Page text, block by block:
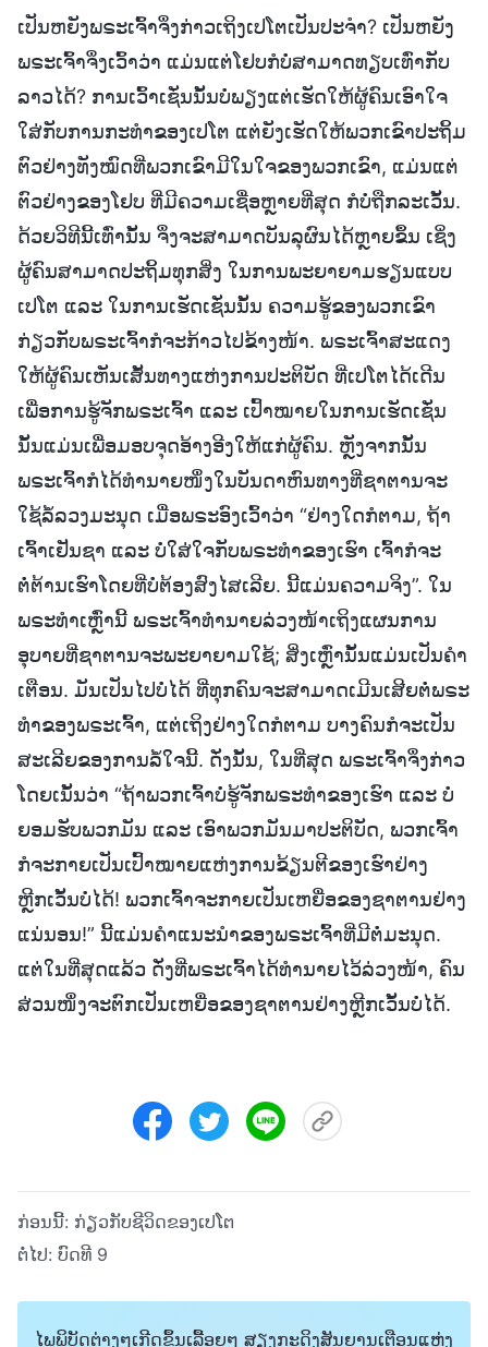
ເປັນຫຍັງພຣະເຈົ້າຈຶ່ງກ່າວເຖິງເປໂຕເປັນປະຈໍາ? ເປັນຫຍັງ
ພຣະເຈົ້າຈຶ່ງເວົ້າວ່າ ແມ່ນແຕ່ໂຢບກໍບໍ່ສາມາດທຽບເທົ່າກັບ
ລາວໄດ້? ການເວົ້າເຊັ່ນນັ້ນບໍ່ພຽງແຕ່ເຮັດໃຫ້ຜູ້ຄົນເອົາໃຈ
ໃສ່ກັບການກະທໍາຂອງເປໂຕ ແຕ່ຍັງເຮັດໃຫ້ພວກເຂົາປະຖິ້ມ
ຕົວຢ່າງທັງໝົດທີ່ພວກເຂົາມີໃນໃຈຂອງພວກເຂົາ, ແມ່ນແຕ່
ຕົວຢ່າງຂອງໂຢບ ທີ່ມີຄວາມເຊື່ອຫຼາຍທີ່ສຸດ ກໍບໍ່ຖືກລະເວັ້ນ.
ດ້ວຍວິທີນີ້ເທົ່ານັ້ນ ຈຶ່ງຈະສາມາດບັນລຸຜົນໄດ້ຫຼາຍຂຶ້ນ ເຊິ່ງ
ຜູ້ຄົນສາມາດປະຖິ້ມທຸກສິ່ງ ໃນການພະຍາຍາມຮຽນແບບ
ເປໂຕ ແລະ ໃນການເຮັດເຊັ່ນນັ້ນ ຄວາມຮູ້ຂອງພວກເຂົາ
ກ່ຽວກັບພຣະເຈົ້າກໍຈະກ້າວໄປຂ້າງໜ້າ. ພຣະເຈົ້າສະແດງ
ໃຫ້ຜູ້ຄົນເຫັນເສັ້ນທາງແຫ່ງການປະຕິບັດ ທີ່ເປໂຕໄດ້ເດີນ
ເພື່ອການຮູ້ຈັກພຣະເຈົ້າ ແລະ ເປົ້າໝາຍໃນການເຮັດເຊັ່ນ
ນັ້ນແມ່ນເພື່ອມອບຈຸດອ້າງອີງໃຫ້ແກ່ຜູ້ຄົນ. ຫຼັງຈາກນັ້ນ
ພຣະເຈົ້າກໍໄດ້ທໍານາຍໜຶ່ງໃນບັນດາຫົນທາງທີ່ຊາຕານຈະ
ໃຊ້ລໍ້ລວງມະນຸດ ເມື່ອພຣະອົງເວົ້າວ່າ “ຢ່າງໃດກໍຕາມ, ຖ້າ
ເຈົ້າເຢັນຊາ ແລະ ບໍ່ໃສ່ໃຈກັບພຣະທໍາຂອງເຮົາ ເຈົ້າກໍຈະ
ຕໍ່ຕ້ານເຮົາໂດຍທີ່ບໍ່ຕ້ອງສົງໄສເລີຍ. ນີ້ແມ່ນຄວາມຈິງ”. ໃນ
ພຣະທໍາເຫຼົ່ານີ້ ພຣະເຈົ້າທໍານາຍລ່ວງໜ້າເຖິງແຜນການ
ອຸບາຍທີ່ຊາຕານຈະພະຍາຍາມໃຊ້; ສິ່ງເຫຼົ່ານັ້ນແມ່ນເປັນຄໍາ
ເຕືອນ. ມັນເປັນໄປບໍ່ໄດ້ ທີ່ທຸກຄົນຈະສາມາດເມີນເສີຍຕໍ່ພຣະ
ທໍາຂອງພຣະເຈົ້າ, ແຕ່ເຖິງຢ່າງໃດກໍຕາມ ບາງຄົນກໍຈະເປັນ
ສະເລີຍຂອງການລໍ້ໃຈນີ້. ດັ່ງນັ້ນ, ໃນທີ່ສຸດ ພຣະເຈົ້າຈຶ່ງກ່າວ
ໂດຍເນັ້ນວ່າ “ຖ້າພວກເຈົ້າບໍ່ຮູ້ຈັກພຣະທໍາຂອງເຮົາ ແລະ ບໍ່
ຍອມຮັບພວກມັນ ແລະ ເອົາພວກມັນມາປະຕິບັດ, ພວກເຈົ້າ
ກໍຈະກາຍເປັນເປົ້າໝາຍແຫ່ງການຂ້ຽນຕີຂອງເຮົາຢ່າງ
ຫຼີກເວັ້ນບໍ່ໄດ້! ພວກເຈົ້າຈະກາຍເປັນເຫຍື່ອຂອງຊາຕານຢ່າງ
ແນ່ນອນ!” ນີ້ແມ່ນຄໍາແນະນໍາຂອງພຣະເຈົ້າທີ່ມີຕໍ່ມະນຸດ.
ແຕ່ໃນທີ່ສຸດແລ້ວ ດັ່ງທີ່ພຣະເຈົ້າໄດ້ທໍານາຍໄວ້ລ່ວງໜ້າ, ຄົນ
ສ່ວນໜຶ່ງຈະຕົກເປັນເຫຍື່ອຂອງຊາຕານຢ່າງຫຼີກເວັ້ນບໍ່ໄດ້.
ກ່ອນນີ້: ກ່ຽວກັບຊີວິດຂອງເປໂຕ
ຕໍ່ໄປ: ບົດທີ 9
ໄພພິບັດຕ່າງໆເກີດຂຶ້ນເລື້ອຍໆ ສຽງກະດິງສັນຍານເຕືອນແຫ່ງ